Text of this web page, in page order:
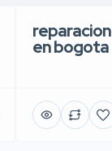
en bogota